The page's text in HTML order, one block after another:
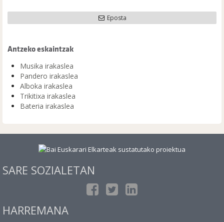
Eposta
Antzeko eskaintzak
Musika irakaslea
Pandero irakaslea
Alboka irakaslea
Trikitixa irakaslea
Bateria irakaslea
SARE SOZIALETAN
HARREMANA